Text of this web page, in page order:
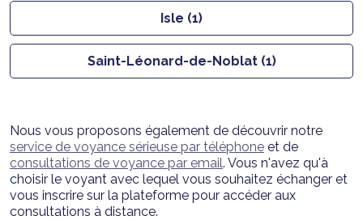
Isle (1)
Saint-Léonard-de-Noblat (1)
Nous vous proposons également de découvrir notre
service de voyance sérieuse par téléphone et de
consultations de voyance par email. Vous n'avez qu'à
choisir le voyant avec lequel vous souhaitez échanger et
vous inscrire sur la plateforme pour accéder aux
consultations à distance.